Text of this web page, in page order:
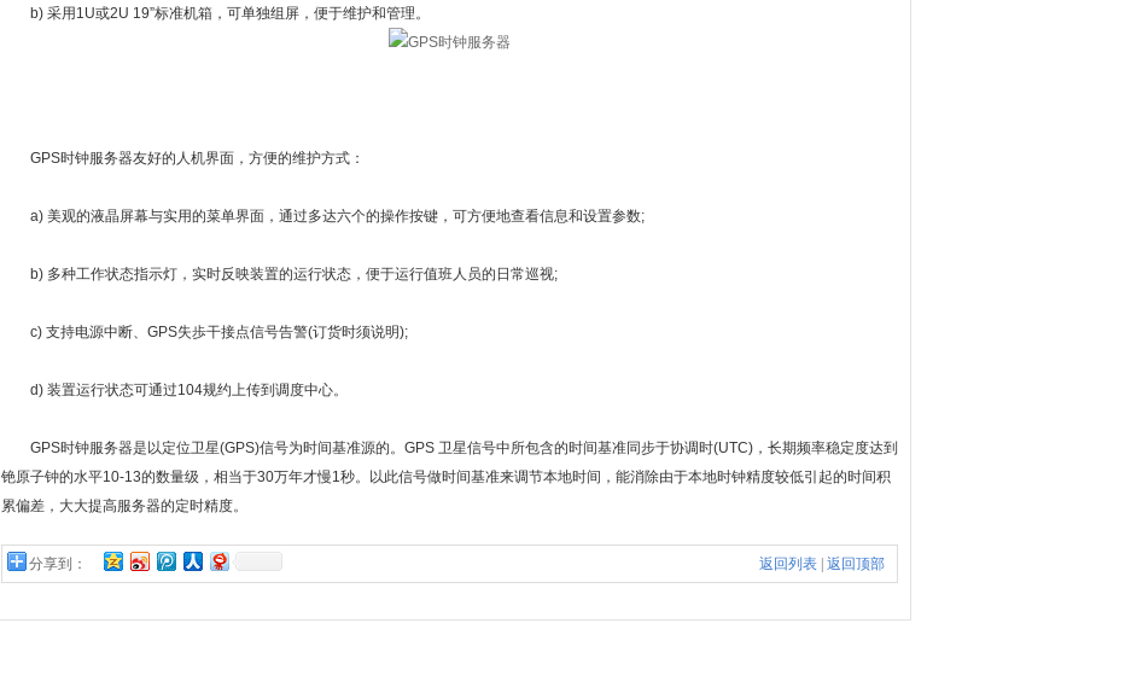
b) 采用1U或2U 19”标准机箱，可单独组屏，便于维护和管理。
GPS时钟服务器友好的人机界面，方便的维护方式：
a) 美观的液晶屏幕与实用的菜单界面，通过多达六个的操作按键，可方便地查看信息和设置参数;
b) 多种工作状态指示灯，实时反映装置的运行状态，便于运行值班人员的日常巡视;
c) 支持电源中断、GPS失歩干接点信号告警(订货时须说明);
d) 装置运行状态可通过104规约上传到调度中心。
GPS时钟服务器是以定位卫星(GPS)信号为时间基准源的。GPS 卫星信号中所包含的时间基准同步于协调时(UTC)，长期频率稳定度达到
铯原子钟的水平10-13的数量级，相当于30万年才慢1秒。以此信号做时间基准来调节本地时间，能消除由于本地时钟精度较低引起的时间积
累偏差，大大提高服务器的定时精度。
分享到： 返回列表 返回顶部